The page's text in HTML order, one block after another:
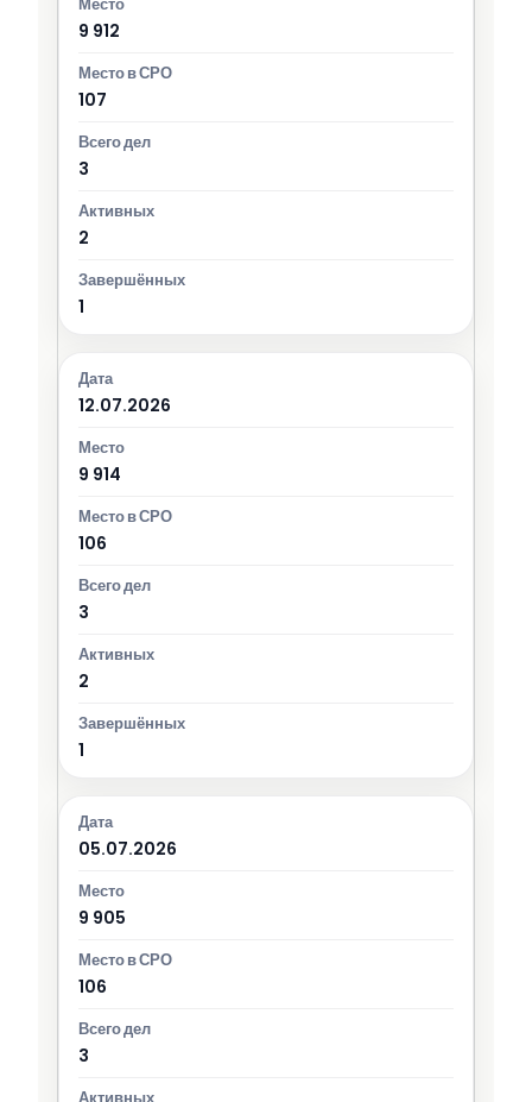
9 912
107
3
2
1
12.07.2026
9 914
106
3
2
1
05.07.2026
9 905
106
3